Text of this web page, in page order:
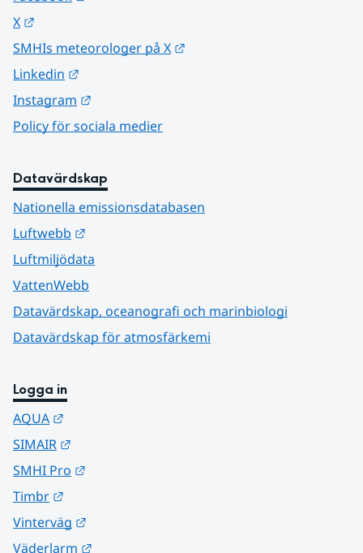
X
SMHIs meteorologer på X
Linkedin
Instagram
Policy för sociala medier
Datavärdskap
Nationella emissionsdatabasen
Luftwebb
Luftmiljödata
VattenWebb
Datavärdskap, oceanografi och marinbiologi
Datavärdskap för atmosfärkemi
Logga in
AQUA
SIMAIR
SMHI Pro
Timbr
Vinterväg
Väderlarm